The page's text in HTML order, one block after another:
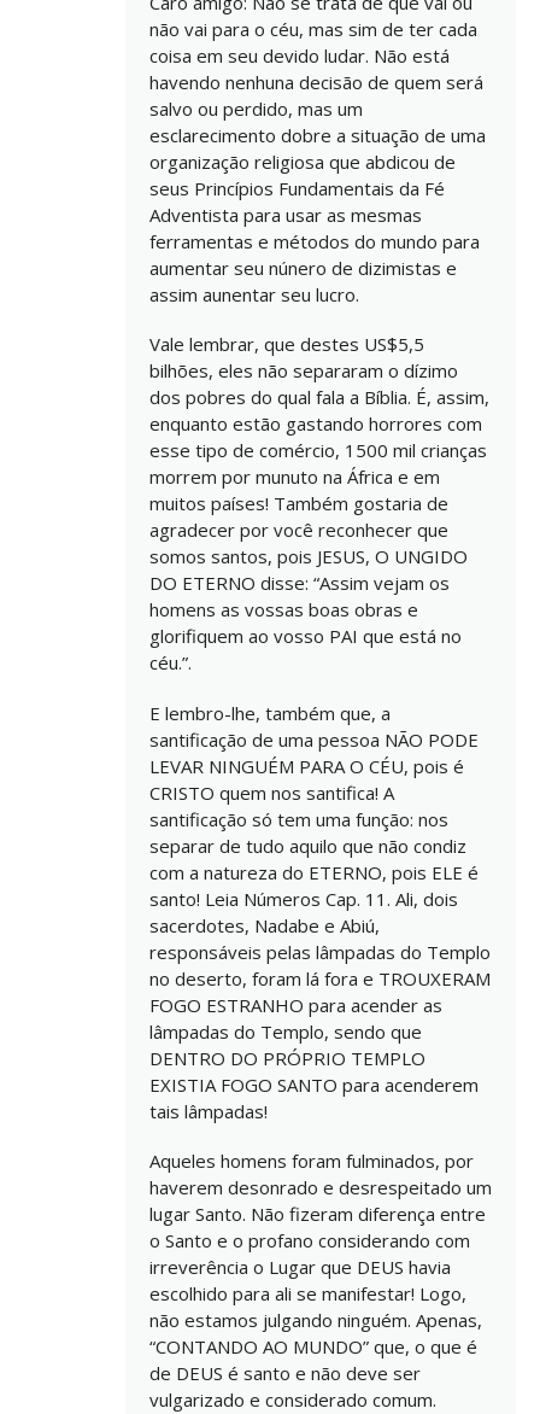
não vai para o céu, mas sim de ter cada
coisa em seu devido ludar. Não está
havendo nenhuna decisão de quem será
salvo ou perdido, mas um
esclarecimento dobre a situação de uma
organização religiosa que abdicou de
seus Princípios Fundamentais da Fé
Adventista para usar as mesmas
ferramentas e métodos do mundo para
aumentar seu núnero de dizimistas e
assim aunentar seu lucro.
Vale lembrar, que destes US$5,5
bilhões, eles não separaram o dízimo
dos pobres do qual fala a Bíblia. É, assim,
enquanto estão gastando horrores com
esse tipo de comércio, 1500 mil crianças
morrem por munuto na África e em
muitos países! Também gostaria de
agradecer por você reconhecer que
somos santos, pois JESUS, O UNGIDO
DO ETERNO disse: “Assim vejam os
homens as vossas boas obras e
glorifiquem ao vosso PAI que está no
céu.”.
E lembro-lhe, também que, a
santificação de uma pessoa NÃO PODE
LEVAR NINGUÉM PARA O CÉU, pois é
CRISTO quem nos santifica! A
santificação só tem uma função: nos
separar de tudo aquilo que não condiz
com a natureza do ETERNO, pois ELE é
santo! Leia Números Cap. 11. Ali, dois
sacerdotes, Nadabe e Abiú,
responsáveis pelas lâmpadas do Templo
no deserto, foram lá fora e TROUXERAM
FOGO ESTRANHO para acender as
lâmpadas do Templo, sendo que
DENTRO DO PRÓPRIO TEMPLO
EXISTIA FOGO SANTO para acenderem
tais lâmpadas!
Aqueles homens foram fulminados, por
haverem desonrado e desrespeitado um
lugar Santo. Não fizeram diferença entre
o Santo e o profano considerando com
irreverência o Lugar que DEUS havia
escolhido para ali se manifestar! Logo,
não estamos julgando ninguém. Apenas,
“CONTANDO AO MUNDO” que, o que é
de DEUS é santo e não deve ser
vulgarizado e considerado comum.